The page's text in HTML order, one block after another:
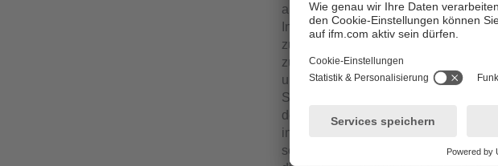
automatisierte Datenanalysen zur
Instandhaltung an. Mithilfe der
zustandsbezogen zielgerichtete
zu können. Vom Sensor bis in die
unterschiedlichsten Branchen ein
Schwingungsanalysen und -
den beiden Unternehmen, ifm
in der Zusammenarbeit. Erste
schon. Mit der Integration von CMS